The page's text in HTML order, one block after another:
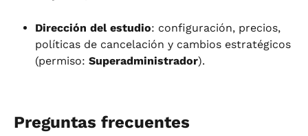
Dirección del estudio: configuración, precios,
políticas de cancelación y cambios estratégicos
(permiso: Superadministrador).
Preguntas frecuentes